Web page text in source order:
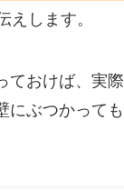
えします。
ておけば、実
にぶつかって